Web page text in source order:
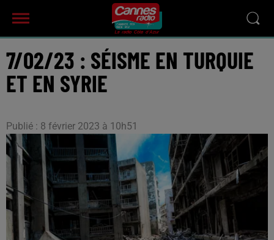
7/02/23 : SÉISME EN TURQUIE
ET EN SYRIE
Publié : 8 février 2023 à 10h51